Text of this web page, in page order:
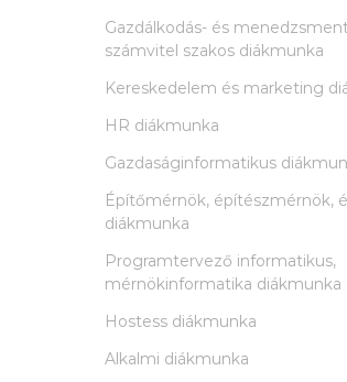
Gazdálkodás- és
számvitel szakos diákmunka
Kereskedelem és marketing
HR diákmunka
Gazdaságinformatikus
Építőmérnök, építészmérnök,
diákmunka
Programtervező informatikus,
mérnökinformatika diákmunka
Hostess diákmunka
Alkalmi diákmunka